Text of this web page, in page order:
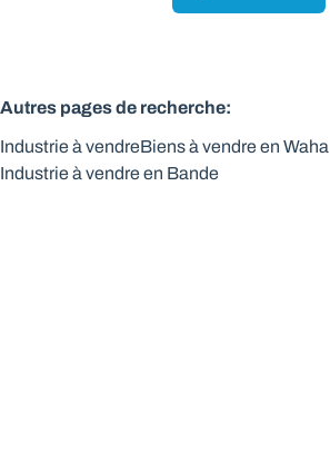
Autres pages de recherche:
Industrie à vendreBiens à vendre en Waha
Industrie à vendre en Bande